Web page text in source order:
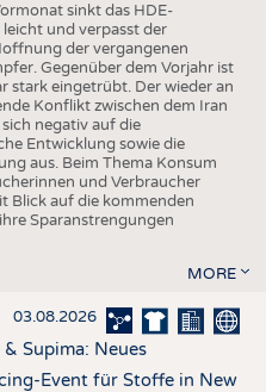
sinkt das HDE-
und verpasst der
der vergangenen
Gegenüber dem Vorjahr ist
stark eingetrübt. Der wieder an
Konflikt zwischen dem Iran
negativ auf die
Entwicklung sowie die
aus. Beim Thema Konsum
und Verbraucher
Blick auf die kommenden
Sparanstrengungen
MORE
03.08.2026
Supima: Neues
Event für Stoffe in New